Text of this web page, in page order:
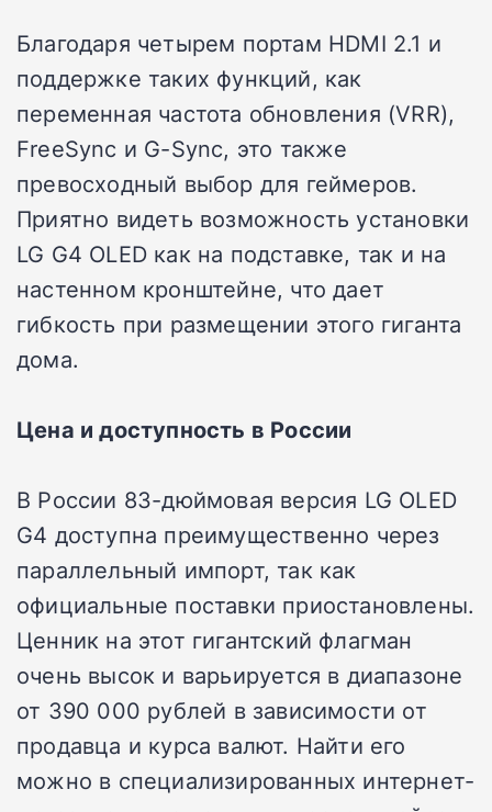
Благодаря четырем портам HDMI 2.1 и
поддержке таких функций, как
переменная частота обновления (VRR),
FreeSync и G-Sync, это также
превосходный выбор для геймеров.
Приятно видеть возможность установки
LG G4 OLED как на подставке, так и на
настенном кронштейне, что дает
гибкость при размещении этого гиганта
дома.
Цена и доступность в России
В России 83-дюймовая версия LG OLED
G4 доступна преимущественно через
параллельный импорт, так как
официальные поставки приостановлены.
Ценник на этот гигантский флагман
очень высок и варьируется в диапазоне
от 390 000 рублей в зависимости от
продавца и курса валют. Найти его
можно в специализированных интернет-